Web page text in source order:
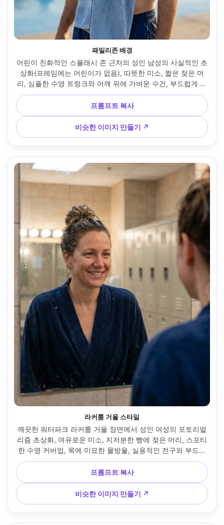
패밀리존 배경
어린이 친화적인 스플래시 존 근처의 성인 남성의 사실적인 초
상화(프레임에는 어린이가 없음), 따뜻한 미소, 짧은 젖은 머
리, 심플한 수영 트렁크와 어깨 위에 가벼운 수건, 부드럽게 흐
려지는 다채로운 물 특징, 부드러운 림 라이트가 있는 부드러
운 오후 햇살, Sony A7R V, 85mm f/1.8, 가슴 위로 올리는 프
레임, 건강한 여름 분위기, 사실적인 피부와 원단 질감, 자연스
러운 그림자, 고해상도 --ar 4:5
프롬프트 복사
비슷한 이미지 만들기 ↗
라커룸 거울 스타일
깨끗한 워터파크 라커룸 거울 장면에서 성인 여성의 포토리얼
리즘 초상화, 여유로운 미소, 지저분한 빵에 젖은 머리, 스포티
한 수영 커버업, 목에 미묘한 물방울, 실용적인 전구와 부드러
운 충전재가 있는 따뜻한 실내 조명, Nikon Z6 II, 50mm f/1.8,
밀접한 초상화 프레임, 캐주얼한 정통 무드, 사실적인 피부 질
감, 정확한 반사, 균형 잡힌 색상 등급, 선명한 초점, 고해상도 -
-ar 4:5
프롬프트 복사
비슷한 이미지 만들기 ↗